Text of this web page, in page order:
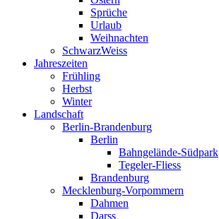
Sprüche
Urlaub
Weihnachten
SchwarzWeiss
Jahreszeiten
Frühling
Herbst
Winter
Landschaft
Berlin-Brandenburg
Berlin
Bahngelände-Südpark
Tegeler-Fliess
Brandenburg
Mecklenburg-Vorpommern
Dahmen
Darss